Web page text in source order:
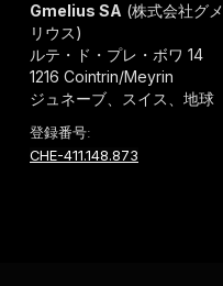
Gmelius SA (株式会社グメ
リウス)
ルテ・ド・プレ・ボワ 14
1216 Cointrin/Meyrin
ジュネーブ、スイス、地球
登録番号:
CHE-411.148.873